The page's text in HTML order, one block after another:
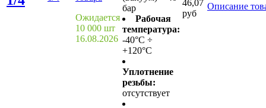
Ожидается
10 000 шт
16.08.2026
бар
Рабочая
температура:
-40°C ÷
+120°C
Уплотнение
резьбы:
отсутствует
46,07
руб
Описание